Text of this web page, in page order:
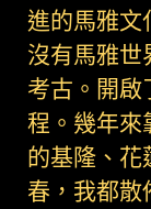
進的馬雅文
沒有馬雅世
考古。開啟
程。幾年來
的基隆、花
春，我都散